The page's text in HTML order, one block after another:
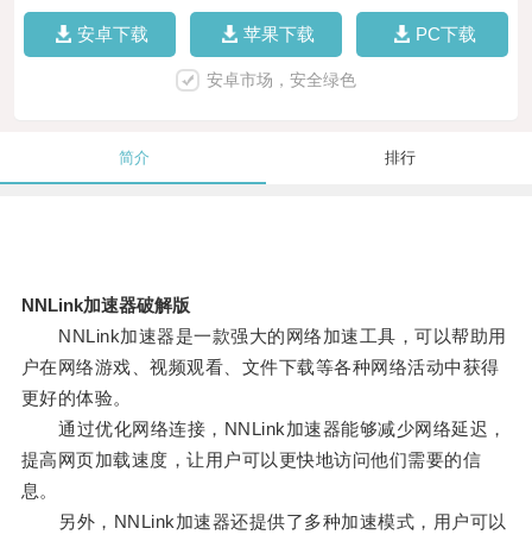
安卓下载 苹果下载 PC下载
安卓市场，安全绿色
简介 排行
NNLink加速器破解版
NNLink加速器是一款强大的网络加速工具，可以帮助用
户在网络游戏、视频观看、文件下载等各种网络活动中获得
更好的体验。
通过优化网络连接，NNLink加速器能够减少网络延迟，
提高网页加载速度，让用户可以更快地访问他们需要的信
息。
另外，NNLink加速器还提供了多种加速模式，用户可以